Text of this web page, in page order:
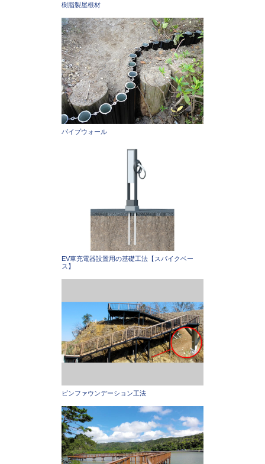
樹脂製屋根材
パイプウォール
EV車充電器設置用の基礎工法【スパイクベー
ス】
ピンファウンデーション工法